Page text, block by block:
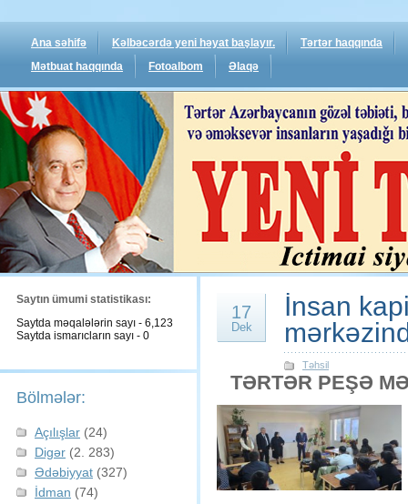
Ana səhifə Kəlbəcərdə yeni həyat başlayır.
Tərtər haqqında
Mətbuat haqqında
Fotoalbom Əlaqə
Saytın ümumi statistikası:
Saytda məqalələrin sayı - 6,123
Saytda ismarıcların sayı - 0
Bölmələr:
Açılışlar (24)
Digər (2. 283)
Ədəbiyyat (327)
İdman (74)
17
Dek
İnsan
Təhsil
TƏRTƏR PEŞƏ